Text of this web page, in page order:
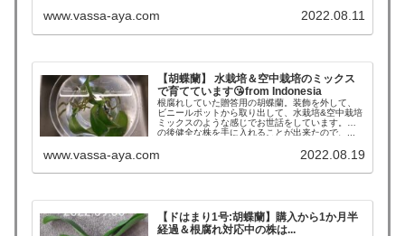
www.vassa-aya.com 2022.08.11
【胡蝶蘭】 水栽培＆空中栽培のミックス
で育てています😘from Indonesia
根腐れしていた贈答用の胡蝶蘭。装飾を外して、
ビニールポットから取り出して、水栽培&空中栽培
ミックスのような感じでお世話をしています。そ
の後健全な株を手に入れることが出来たので、...
www.vassa-aya.com 2022.08.19
【ドはまり1号:胡蝶蘭】購入から1か月半
経過＆根腐れ対応中の株は...